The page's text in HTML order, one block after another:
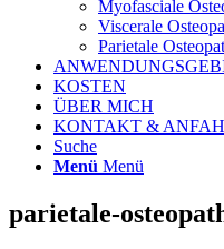
Myofasciale
Viscerale
Parietale
KOSTEN
ÜBER MICH
KONTAKT &
Suche
Menü Menü
parietale-